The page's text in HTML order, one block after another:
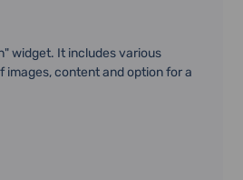
widget. It includes various
images, content and option for a